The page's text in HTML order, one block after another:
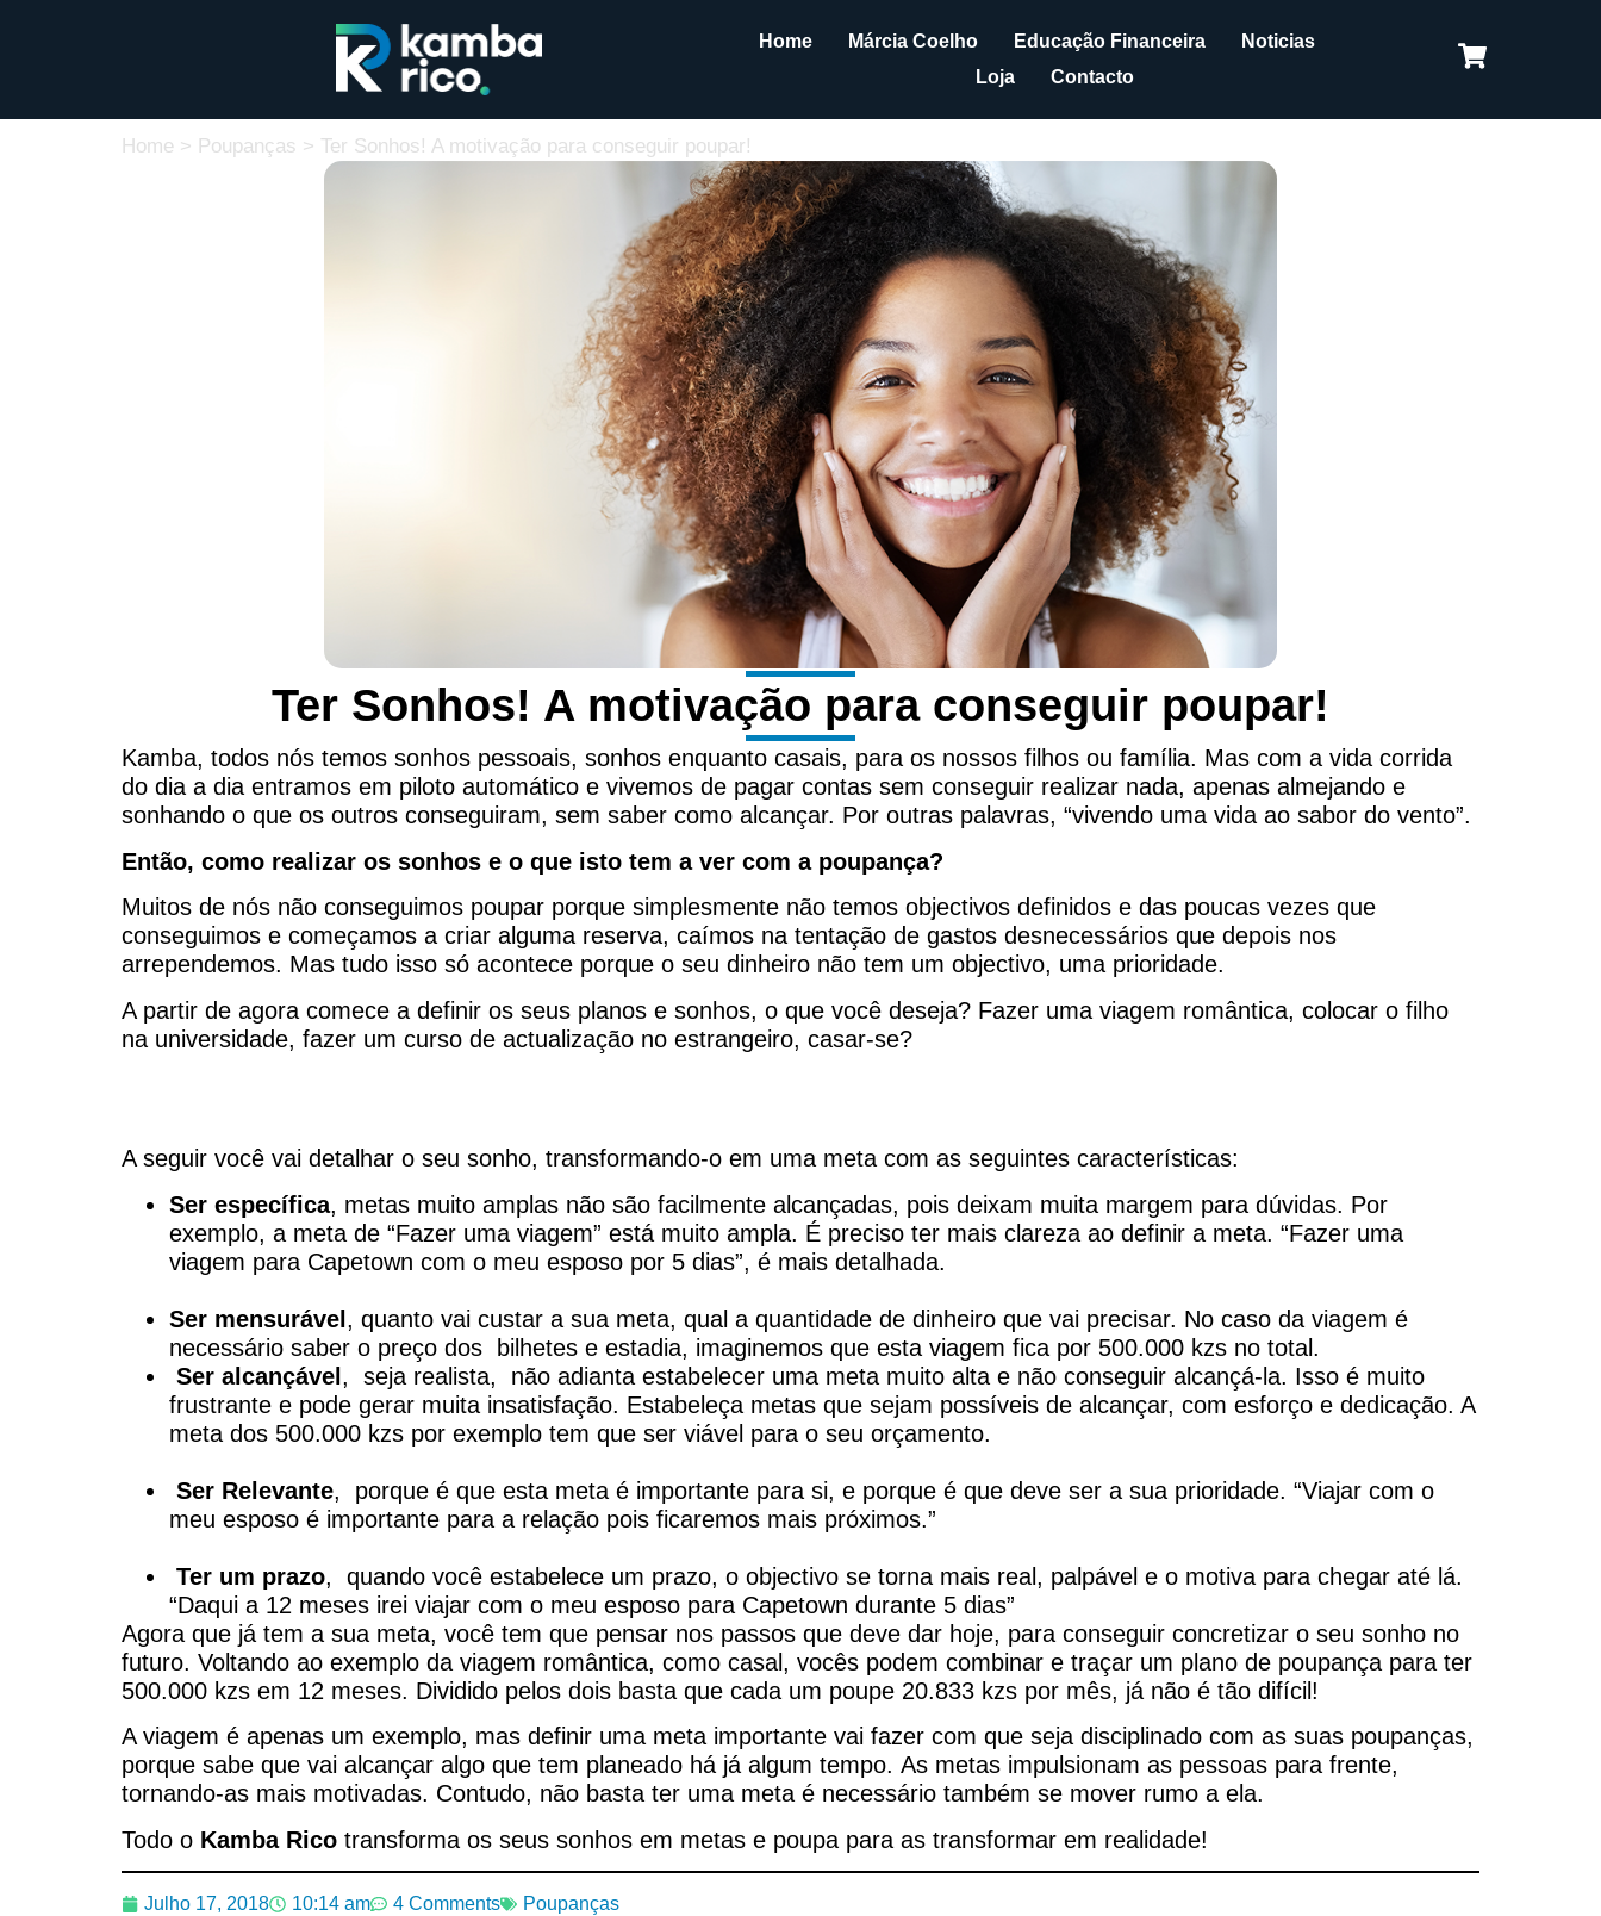
Home Márcia Coelho Educação Financeira
Noticias
Loja
Contacto
Home > Poupanças > Ter Sonhos! A motivação para conseguir poupar!
Ter Sonhos! A motivação para conseguir poupar!
Kamba, todos nós temos sonhos pessoais, sonhos enquanto casais, para os nossos filhos ou família. Mas com a vida corrida
do dia a dia entramos em piloto automático e vivemos de pagar contas sem conseguir realizar nada, apenas almejando e
sonhando o que os outros conseguiram, sem saber como alcançar. Por outras palavras, “vivendo uma vida ao sabor do vento”.
Então, como realizar os sonhos e o que isto tem a ver com a poupança?
Muitos de nós não conseguimos poupar porque simplesmente não temos objectivos definidos e das poucas vezes que
conseguimos e começamos a criar alguma reserva, caímos na tentação de gastos desnecessários que depois nos
arrependemos. Mas tudo isso só acontece porque o seu dinheiro não tem um objectivo, uma prioridade.
A partir de agora comece a definir os seus planos e sonhos, o que você deseja? Fazer uma viagem romântica, colocar o filho
na universidade, fazer um curso de actualização no estrangeiro, casar-se?
A seguir você vai detalhar o seu sonho, transformando-o em uma meta com as seguintes características:
Ser específica, metas muito amplas não são facilmente alcançadas, pois deixam muita margem para dúvidas. Por
exemplo, a meta de “Fazer uma viagem” está muito ampla. É preciso ter mais clareza ao definir a meta. “Fazer uma
viagem para Capetown com o meu esposo por 5 dias”, é mais detalhada.
Ser mensurável , quanto vai custar a sua meta, qual a quantidade de dinheiro que vai precisar. No caso da viagem é
necessário saber o preço dos bilhetes e estadia, imaginemos que esta viagem fica por 500.000 kzs no total.
Ser alcançável , seja realista, não adianta estabelecer uma meta muito alta e não conseguir alcançá-la. Isso é muito
frustrante e pode gerar muita insatisfação. Estabeleça metas que sejam possíveis de alcançar, com esforço e dedicação. A
meta dos 500.000 kzs por exemplo tem que ser viável para o seu orçamento.
Ser Relevante, porque é que esta meta é importante para si, e porque é que deve ser a sua prioridade. “Viajar com o
meu esposo é importante para a relação pois ficaremos mais próximos.”
Ter um prazo, quando você estabelece um prazo, o objectivo se torna mais real, palpável e o motiva para chegar até lá.
“Daqui a 12 meses irei viajar com o meu esposo para Capetown durante 5 dias”
Agora que já tem a sua meta, você tem que pensar nos passos que deve dar hoje, para conseguir concretizar o seu sonho no
futuro. Voltando ao exemplo da viagem romântica, como casal, vocês podem combinar e traçar um plano de poupança para ter
500.000 kzs em 12 meses. Dividido pelos dois basta que cada um poupe 20.833 kzs por mês, já não é tão difícil!
A viagem é apenas um exemplo, mas definir uma meta importante vai fazer com que seja disciplinado com as suas poupanças,
porque sabe que vai alcançar algo que tem planeado há já algum tempo. As metas impulsionam as pessoas para frente,
tornando-as mais motivadas. Contudo, não basta ter uma meta é necessário também se mover rumo a ela.
Todo o Kamba Rico transforma os seus sonhos em metas e poupa para as transformar em realidade!
Julho 17, 2018 10:14 am 4 Comments Poupanças